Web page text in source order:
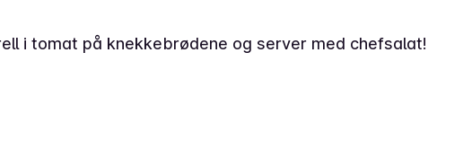
i tomat på knekkebrødene og server med chefsalat!